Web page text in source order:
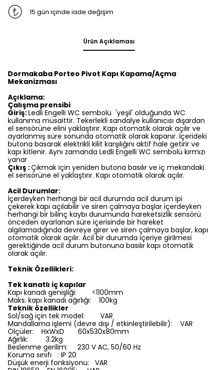
15 gün içinde iade değişim
Ürün Açıklaması
Dormakaba Porteo Pivot Kapı Kapama/Açma
Mekanizması
Açıklama:
Çalışma prensibi
Giriş:Ledli Engelli WC sembolü 'yeşil' olduğunda WC
kullanıma müsaittir. Tekerlekli sandalye kullanıcısı dışardan
el sensörüne elini yaklaştırır. Kapı otomatik olarak açılır ve
ayarlanmış süre sonunda otomatik olarak kapanır. İçerideki
butona basarak elektrikli kilit karşılığını aktif hale getirir ve
kapı kitlenir. Aynı zamanda Ledli Engelli WC sembolü kırmızı
yanar
Çıkış :Çıkmak için yeniden butona basılır ve iç mekandaki
el sensörüne el yaklaştırır. Kapı otomatik olarak açılır.
Acil Durumlar:
İçerdeyken herhangi bir acil durumda acil durum ipi
çekerek kapı açılabilir ve siren çalmaya başlar içerdeyken
herhangi bir bilinç kaybı durumunda hareketsizlik sensörü
önceden ayarlanan süre içerisinde bir hareket
algılamadığında devreye girer ve siren çalmaya başlar, kapı
otomatik olarak açılır. Acil bir durumda içeriye girilmesi
gerektiğinde acil durum butonuna basılır kapı otomatik
olarak açılır.
Teknik Özellikleri:
Tek kanatlı iç kapılar
Kapı kanadı genişliği: <1100mm
Maks. kapı kanadı ağırlığı: 100kg
Teknik özellikler
Sol/sağ için tek model: VAR
Mandallama işlemi (devre dışı / etkinleştirilebilir): VAR
Ölçüler: HxWxD 60x530x80mm
Ağırlık: 3.2kg
Beslenme gerilim: 230 V AC, 50/60 Hz
Koruma sınıfı : IP 20
Düşük enerji fonksiyonu: VAR